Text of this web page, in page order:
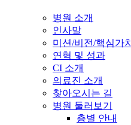
병원 소개
인사말
미션/비전/핵심가치
연혁 및 성과
CI 소개
의료진 소개
찾아오시는 길
병원 둘러보기
층별 안내